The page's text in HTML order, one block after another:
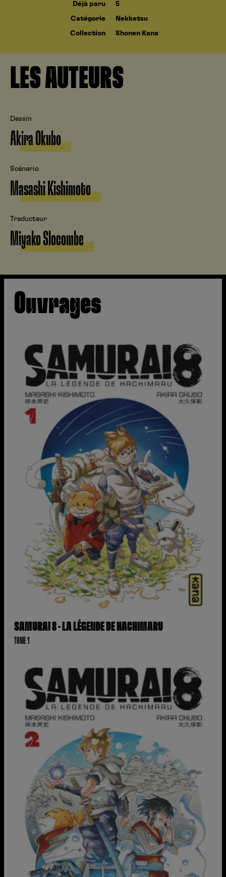
Déjà paru 5
Catégorie Nekketsu
Collection Shonen Kana
LES AUTEURS
Dessin
Akira Okubo
Scénario
Masashi Kishimoto
Traducteur
Miyako Slocombe
Ouvrages
SAMURAI 8 - LA LÉGENDE DE HACHIMARU
TOME 1